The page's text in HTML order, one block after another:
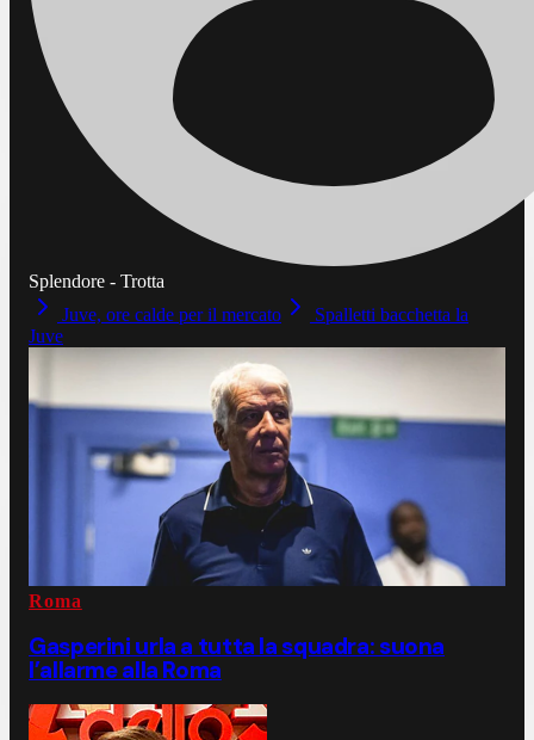
Splendore - Trotta
Juve, ore calde per il mercato
Spalletti bacchetta la
Juve
Roma
Gasperini urla a tutta la squadra: suona
l’allarme alla Roma